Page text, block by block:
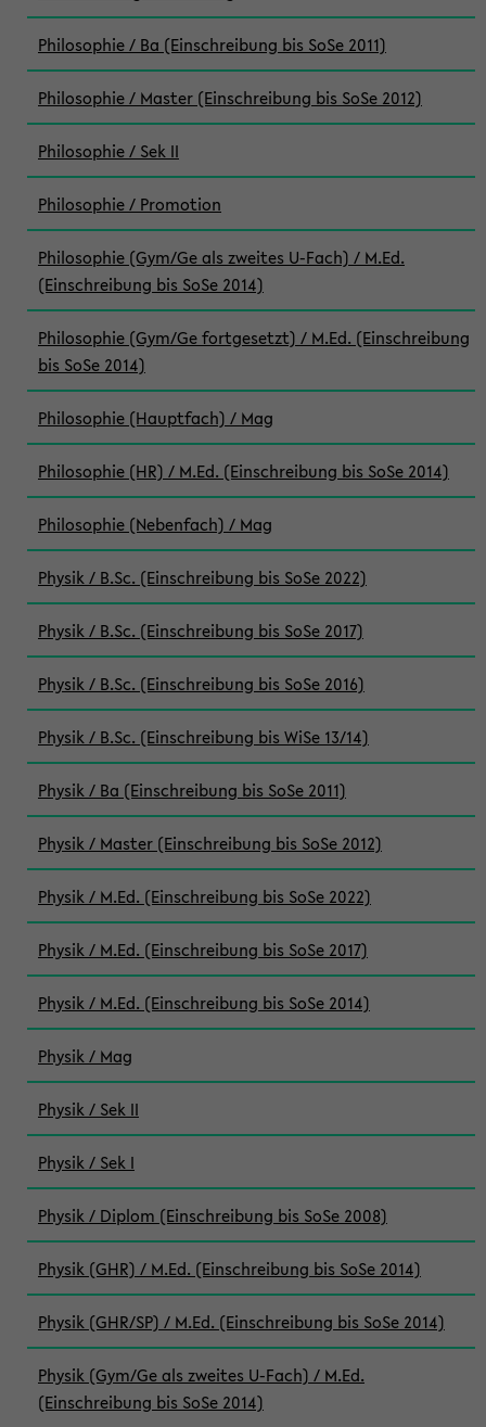
Philosophie / Ba (Einschreibung bis SoSe 2011)
Philosophie / Master (Einschreibung bis SoSe 2012)
Philosophie / Sek II
Philosophie / Promotion
Philosophie (Gym/Ge als zweites U-Fach) / M.Ed.
(Einschreibung bis SoSe 2014)
Philosophie (Gym/Ge fortgesetzt) / M.Ed. (Einschreibung
bis SoSe 2014)
Philosophie (Hauptfach) / Mag
Philosophie (HR) / M.Ed. (Einschreibung bis SoSe 2014)
Philosophie (Nebenfach) / Mag
Physik / B.Sc. (Einschreibung bis SoSe 2022)
Physik / B.Sc. (Einschreibung bis SoSe 2017)
Physik / B.Sc. (Einschreibung bis SoSe 2016)
Physik / B.Sc. (Einschreibung bis WiSe 13/14)
Physik / Ba (Einschreibung bis SoSe 2011)
Physik / Master (Einschreibung bis SoSe 2012)
Physik / M.Ed. (Einschreibung bis SoSe 2022)
Physik / M.Ed. (Einschreibung bis SoSe 2017)
Physik / M.Ed. (Einschreibung bis SoSe 2014)
Physik / Mag
Physik / Sek II
Physik / Sek I
Physik / Diplom (Einschreibung bis SoSe 2008)
Physik (GHR) / M.Ed. (Einschreibung bis SoSe 2014)
Physik (GHR/SP) / M.Ed. (Einschreibung bis SoSe 2014)
Physik (Gym/Ge als zweites U-Fach) / M.Ed.
(Einschreibung bis SoSe 2014)